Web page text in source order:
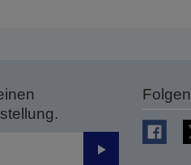
Senden
Folgen